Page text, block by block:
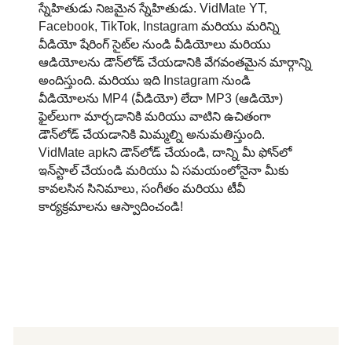
స్నేహితుడు నిజమైన స్నేహితుడు. VidMate YT,
Facebook, TikTok, Instagram మరియు మరిన్ని
వీడియో షేరింగ్ సైట్‌ల నుండి వీడియోలు మరియు
ఆడియోలను డౌన్‌లోడ్ చేయడానికి వేగవంతమైన మార్గాన్ని
అందిస్తుంది. మరియు ఇది Instagram నుండి
వీడియోలను MP4 (వీడియో) లేదా MP3 (ఆడియో)
ఫైల్‌లుగా మార్చడానికి మరియు వాటిని ఉచితంగా
డౌన్‌లోడ్ చేయడానికి మిమ్మల్ని అనుమతిస్తుంది.
VidMate apkని డౌన్‌లోడ్ చేయండి, దాన్ని మీ ఫోన్‌లో
ఇన్‌స్టాల్ చేయండి మరియు ఏ సమయంలోనైనా మీకు
కావలసిన సినిమాలు, సంగీతం మరియు టీవీ
కార్యక్రమాలను ఆస్వాదించండి!